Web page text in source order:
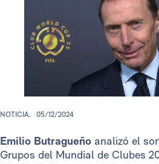
NOTICIA. 05/12/2024
Emilio Butragueño analizó el
Grupos del Mundial de Clubes